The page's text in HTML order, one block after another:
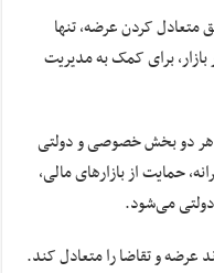
متعادل کردن عرضه، تنها
برای کمک به مدیریت
هر دو بخش خصوصی و دولتی
حمایت از بازارهای مالی،
می‌شود.
عرضه و تقاضا را متعادل کند.